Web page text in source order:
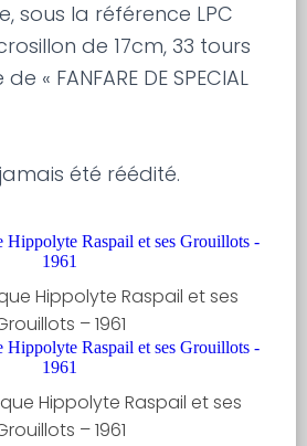
sous la référence LPC
de 17cm, 33 tours
« FANFARE DE SPECIAL
été réédité.
Hippolyte Raspail et ses
– 1961
Hippolyte Raspail et ses
– 1961